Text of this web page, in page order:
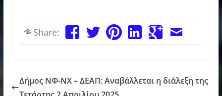
Share:
Δήμος ΝΦ-ΝΧ – ΔΕΑΠ: Αναβάλλεται η διάλεξη της